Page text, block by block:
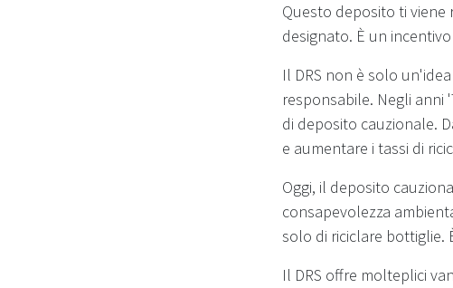
Questo deposito ti
designato. È un
Il DRS non è solo
responsabile. Negli anni
di deposito cauzionale.
e aumentare i tassi di
Oggi, il deposito
consapevolezza
solo di riciclare bottiglie.
Il DRS offre molteplici